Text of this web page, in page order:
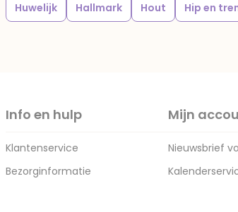
Huwelijk Hallmark Hout Hip en
Info en hulp
Klantenservice
Bezorginformatie
Mijn
Nieuwsbrief